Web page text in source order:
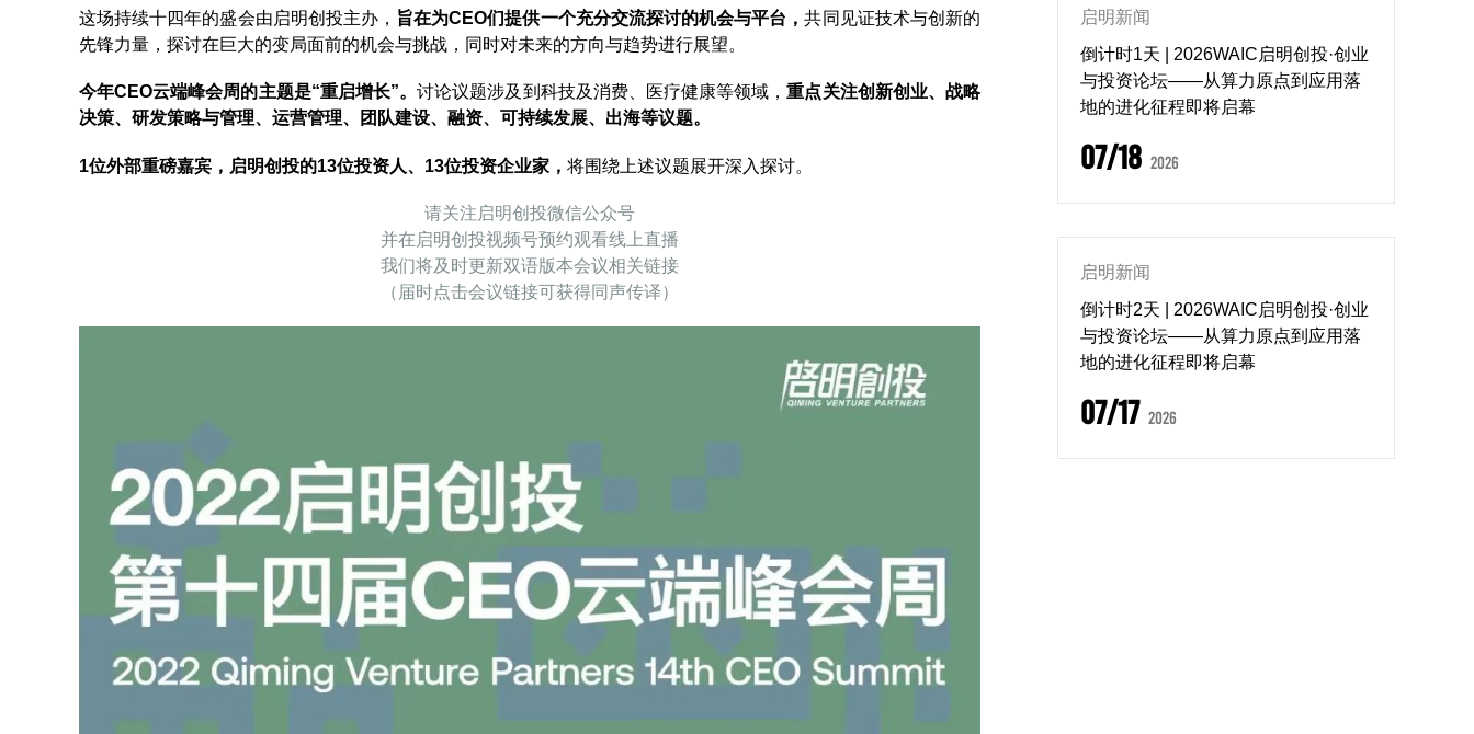
这场持续十四年的盛会由启明创投主办， 旨在为CEO们提供一个充分交流探讨的机会与平台，共同见证技术与创新的
先锋力量，探讨在巨大的变局面前的机会与挑战，同时对未来的方向与趋势进行展望。
今年CEO云端峰会周的主题是“重启增长”。讨论议题涉及到科技及消费、医疗健康等领域，重点关注创新创业、战略
决策、研发策略与管理、运营管理、团队建设、融资、可持续发展、出海等议题。
1位外部重磅嘉宾，启明创投的13位投资人、13位投资企业家， 将围绕上述议题展开深入探讨。
请关注启明创投微信公众号
并在启明创投视频号预约观看线上直播
我们将及时更新双语版本会议相关链接
（届时点击会议链接可获得同声传译）
启明新闻
倒计时1天 | 2026WAIC启明创投·创业
与投资论坛——从算力原点到应用落
地的进化征程即将启幕
07/18 2026
启明新闻
倒计时2天 | 2026WAIC启明创投·创业
与投资论坛——从算力原点到应用落
地的进化征程即将启幕
07/17 2026